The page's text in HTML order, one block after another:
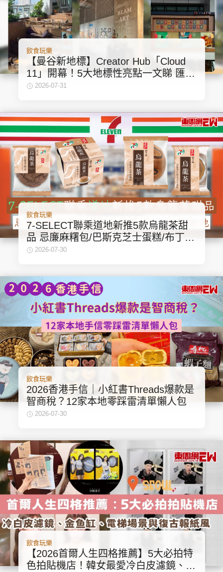
飲食玩樂
【曼谷新地標】Creator Hub「Cloud
11」開幕！5大地標性亮點一文睇 匯集
美食、藝術展覽及最大空中花園
2026-07-31
飲食玩樂
7-SELECT聯乘道地新推5款烏龍茶甜
品 忌廉麻糬包/巴斯克芝士蛋糕/布丁/
曲奇/新地
2026-07-30
飲食玩樂
2026香港手信｜小紅書Threads爆款是
智商稅？12家本地零踩雷清單懶人包
2026-07-30
飲食玩樂
【2026首爾人生四格推薦】5大必拍特
色拍貼機店！韓女最愛冷白皮濾鏡、金